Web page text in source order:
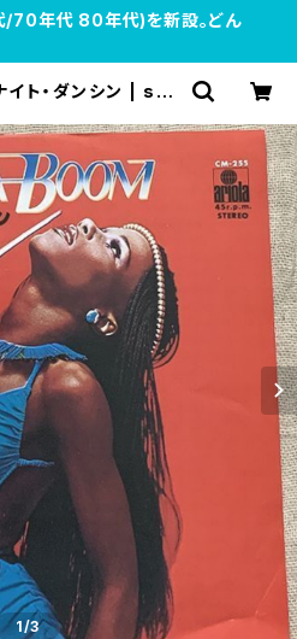
年代 80年代)を新設。どん
イト・ダンシン | sou
1/3